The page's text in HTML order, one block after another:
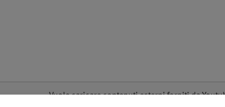
Vuole caricare contenuti esterni forniti da